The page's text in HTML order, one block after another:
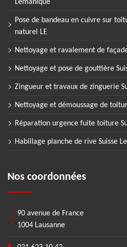
Lemanique
Pose de bandeau en cuivre sur
naturel LE
Nettoyage et ravalement de
Nettoyage et pose de gouttière
Zingueur et travaux de zinguerie
Nettoyage et démoussage de
Réparation urgence fuite toiture
Habillage planche de rive Suisse
Nos coordonnées
90 avenue de France
1004 Lausanne